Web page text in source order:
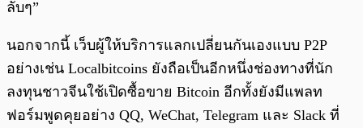
ลับๆ”
นอกจากนี้ เว็บผู้ให้บริการแลกเปลี่ยนกันเองแบบ P2P
อย่างเช่น Localbitcoins ยังถือเป็นอีกหนึ่งช่องทางที่นัก
ลงทุนชาวจีนใช้เปิดซื้อขาย Bitcoin อีกทั้งยังมีแพลท
ฟอร์มพูดคุยอย่าง QQ, WeChat, Telegram และ Slack ที่